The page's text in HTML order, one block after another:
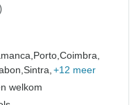
Porto,Coimbra,
Sintra, +12 meer
welkom